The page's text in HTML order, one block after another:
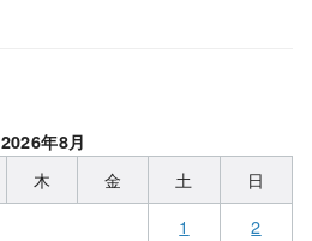
2026年8月
木 金 土
日
1
2